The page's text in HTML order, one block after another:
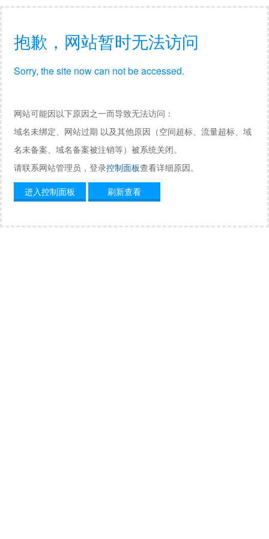
抱歉，网站暂时无法访问
Sorry, the site now can not be accessed.
网站可能因以下原因之一而导致无法访问：
域名未绑定、网站过期 以及其他原因（空间超标、流量超标、域
名未备案、域名备案被注销等）被系统关闭。
请联系网站管理员，登录控制面板查看详细原因。
进入控制面板
刷新查看